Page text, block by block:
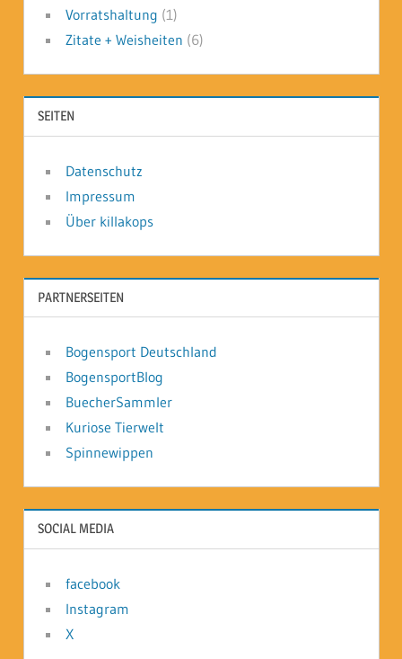
Vorratshaltung (1)
Zitate + Weisheiten (6)
SEITEN
Datenschutz
Impressum
Über killakops
PARTNERSEITEN
Bogensport Deutschland
BogensportBlog
BuecherSammler
Kuriose Tierwelt
Spinnewippen
SOCIAL MEDIA
facebook
Instagram
X